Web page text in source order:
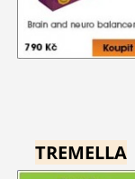
TREMELLA